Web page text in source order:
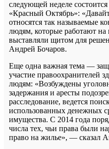
следующей неделе
«Красный Октябрь»:
относятся так называемые
людям, которые работают
выставляли щитом для
Андрей Бочаров.
Еще одна важная тема —
участие правоохранителей
людям: «Возбуждены
задержания и аресты
расследование, ведется
использованных денежных
имущества. С 2014 года
числа тех, чьи права были
право на жилье», — сказал